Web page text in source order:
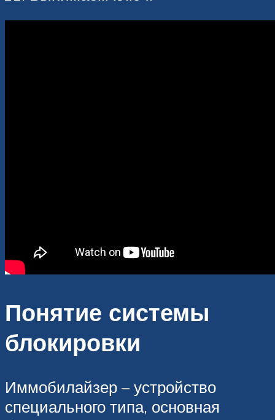
Понятие системы
блокировки
Иммобилайзер – устройство
специального типа, основная